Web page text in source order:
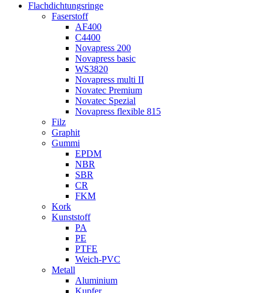
Flachdichtungsringe
Faserstoff
AF400
C4400
Novapress 200
Novapress basic
WS3820
Novapress multi II
Novatec Premium
Novatec Spezial
Novapress flexible 815
Filz
Graphit
Gummi
EPDM
NBR
SBR
CR
FKM
Kork
Kunststoff
PA
PE
PTFE
Weich-PVC
Metall
Aluminium
Kupfer